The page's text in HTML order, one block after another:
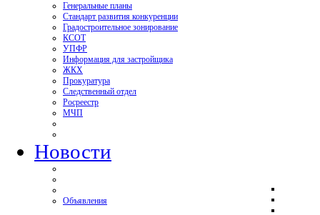
Генеральные планы
Стандарт развития конкуренции
Градостроительное зонирование
КСОТ
УПФР
Информация для застройщика
ЖКХ
Прокуратура
Следственный отдел
Росреестр
МЧП
Новости
Объявления